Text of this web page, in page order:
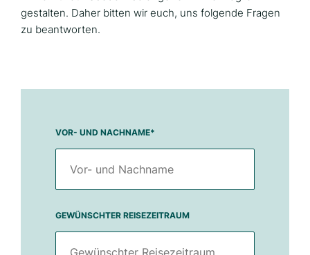
gestalten. Daher bitten wir euch, uns folgende Fragen
zu beantworten.
VOR- UND NACHNAME*
GEWÜNSCHTER REISEZEITRAUM